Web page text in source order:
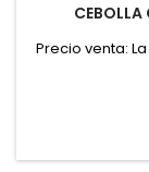
Precio venta: